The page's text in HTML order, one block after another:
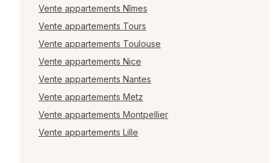
Vente appartements Nîmes
Vente appartements Tours
Vente appartements Toulouse
Vente appartements Nice
Vente appartements Nantes
Vente appartements Metz
Vente appartements Montpellier
Vente appartements Lille